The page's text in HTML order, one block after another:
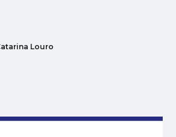
Louro